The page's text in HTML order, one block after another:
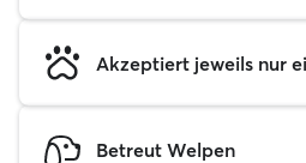
Akzeptiert jeweils nur
Betreut Welpen